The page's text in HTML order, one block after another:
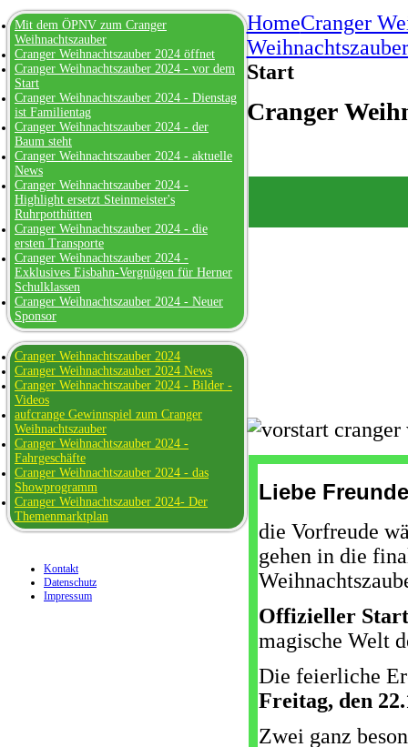
HomeCranger
Start
Cranger
Liebe
die Vorfreude
gehen in die
Offizieller
magische Welt
Die feierliche
Freitag, den
Zwei ganz
Mit dem ÖPNV zum Cranger
Weihnachtszauber
Cranger Weihnachtszauber 2024 öffnet
Cranger Weihnachtszauber 2024 - vor dem
Start
Cranger Weihnachtszauber 2024 - Dienstag
ist Familientag
Cranger Weihnachtszauber 2024 - der
Baum steht
Cranger Weihnachtszauber 2024 - aktuelle
News
Cranger Weihnachtszauber 2024 -
Highlight ersetzt Steinmeister's
Ruhrpotthütten
Cranger Weihnachtszauber 2024 - die
ersten Transporte
Cranger Weihnachtszauber 2024 -
Exklusives Eisbahn-Vergnügen für Herner
Schulklassen
Cranger Weihnachtszauber 2024 - Neuer
Sponsor
Cranger Weihnachtszauber 2024
Cranger Weihnachtszauber 2024 News
Cranger Weihnachtszauber 2024 - Bilder -
Videos
aufcrange Gewinnspiel zum Cranger
Weihnachtszauber
Cranger Weihnachtszauber 2024 -
Fahrgeschäfte
Cranger Weihnachtszauber 2024 - das
Showprogramm
Cranger Weihnachtszauber 2024- Der
Themenmarktplan
Kontakt
Datenschutz
Impressum